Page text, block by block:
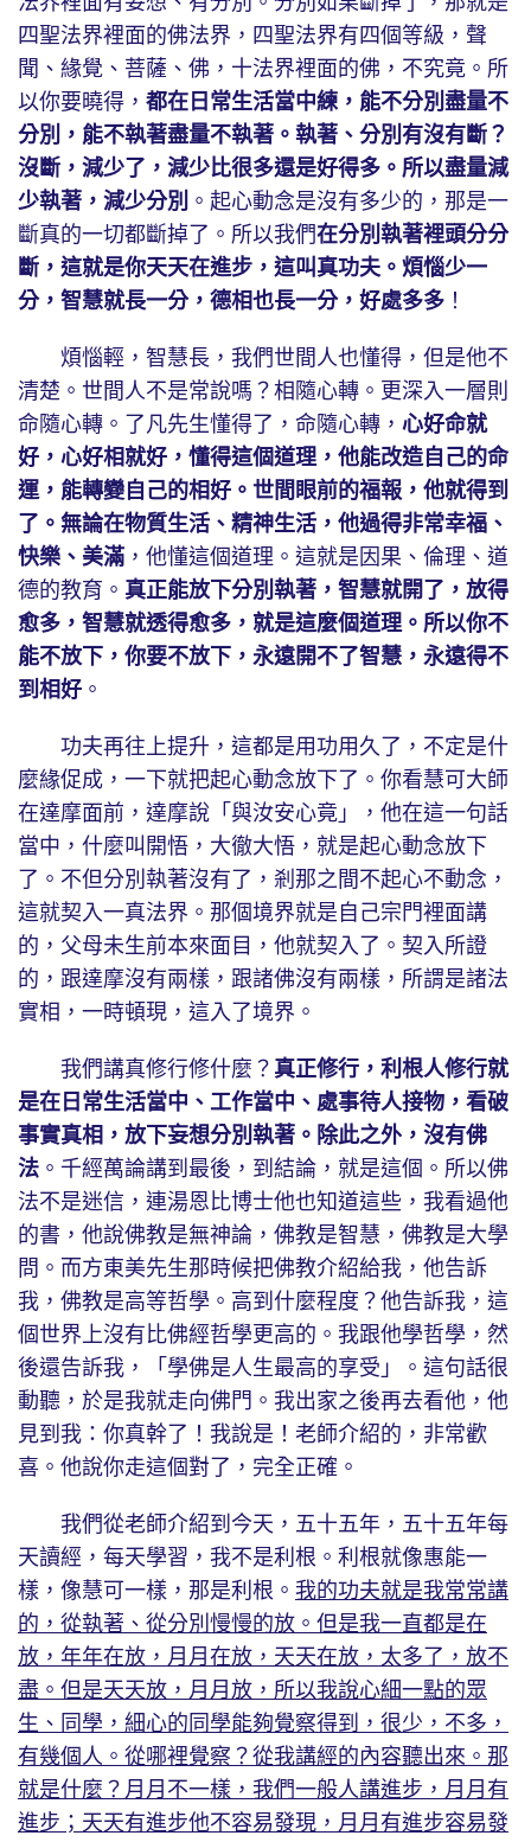
四聖法界裡面的佛法界，四聖法界有四個等級，聲
聞、緣覺、菩薩、佛，十法界裡面的佛，不究竟。所
以你要曉得， 都在日常生活當中練，能不分別盡量不
分別，能不執著盡量不執著。執著、分別有沒有斷？
沒斷，減少了，減少比很多還是好得多。所以盡量減
少執著，減少分別 。起心動念是沒有多少的，那是一
斷真的一切都斷掉了。所以我們在分別執著裡頭分分
斷，這就是你天天在進步，這叫真功夫。煩惱少一
分，智慧就長一分，德相也長一分，好處多多 ！
煩惱輕，智慧長，我們世間人也懂得，但是他不
清楚。世間人不是常說嗎？相隨心轉。更深入一層則
命隨心轉。了凡先生懂得了，命隨心轉， 心好命就
好，心好相就好，懂得這個道理，他能改造自己的命
運，能轉變自己的相好。世間眼前的福報，他就得到
了。無論在物質生活、精神生活，他過得非常幸福、
快樂、美滿 ，他懂這個道理。這就是因果、倫理、道
德的教育。 真正能放下分別執著，智慧就開了，放得
愈多，智慧就透得愈多，就是這麼個道理。所以你不
能不放下，你要不放下，永遠開不了智慧，永遠得不
到相好 。
功夫再往上提升，這都是用功用久了，不定是什
麼緣促成，一下就把起心動念放下了。你看慧可大師
在達摩面前，達摩說「與汝安心竟」，他在這一句話
當中，什麼叫開悟，大徹大悟，就是起心動念放下
了。不但分別執著沒有了，剎那之間不起心不動念，
這就契入一真法界。那個境界就是自己宗門裡面講
的，父母未生前本來面目，他就契入了。契入所證
的，跟達摩沒有兩樣，跟諸佛沒有兩樣，所謂是諸法
實相，一時頓現，這入了境界。
我們講真修行修什麼？ 真正修行，利根人修行就
是在日常生活當中、工作當中、處事待人接物，看破
事實真相，放下妄想分別執著。除此之外，沒有佛
法 。千經萬論講到最後，到結論，就是這個。所以佛
法不是迷信，連湯恩比博士他也知道這些，我看過他
的書，他說佛教是無神論，佛教是智慧，佛教是大學
問。而方東美先生那時候把佛教介紹給我，他告訴
我，佛教是高等哲學。高到什麼程度？他告訴我，這
個世界上沒有比佛經哲學更高的。我跟他學哲學，然
後還告訴我，「學佛是人生最高的享受」。這句話很
動聽，於是我就走向佛門。我出家之後再去看他，他
見到我：你真幹了！我說是！老師介紹的，非常歡
喜。他說你走這個對了，完全正確。
我們從老師介紹到今天，五十五年，五十五年每
天讀經，每天學習，我不是利根。利根就像惠能一
樣，像慧可一樣，那是利根。 我的功夫就是我常常講
的，從執著、從分別慢慢的放。但是我一直都是在
放，年年在放，月月在放，天天在放，太多了，放不
盡。但是天天放，月月放，所以我說心細一點的眾
生、同學，細心的同學能夠覺察得到，很少，不多，
有幾個人。從哪裡覺察？從我講經的內容聽出來。那
就是什麼？月月不一樣，我們一般人講進步，月月有
進步；天天有進步他不容易發現，月月有進步容易發